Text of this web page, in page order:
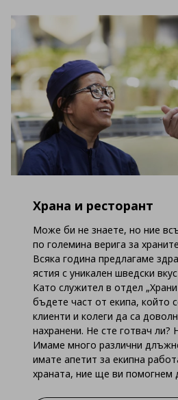
Храна и ресторант
Може би не знаете, но ние
по големина верига за
Всяка година предлагаме
ястия с уникален шведски
Като служител в отдел
бъдете част от екипа, който
клиенти и колеги да са
нахранени. Не сте готвач ли?
Имаме много различни
имате апетит за екипна
храната, ние ще ви помогнем